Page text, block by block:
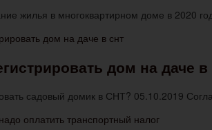
жилья в многоквартирном доме в 2020
дом на даче в
садовый домик в СНТ? 05.10.2019